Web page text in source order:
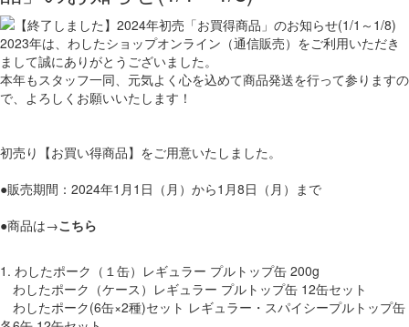
2023年は、わしたショップオンライン（通信販売）をご利用いただき
まして誠にありがとうございました。
本年もスタッフ一同、元気よく心を込めて商品発送を行って参りますの
で、よろしくお願いいたします！
初売り【お買い得商品】をご用意いたしました。
●販売期間：2024年1月1日（月）から1月8日（月）まで
●商品は→こちら
1. わしたポーク（１缶）レギュラー プルトップ缶 200g
わしたポーク（ケース）レギュラー プルトップ缶 12缶セット
わしたポーク(6缶×2種)セット レギュラー・スパイシープルトップ缶